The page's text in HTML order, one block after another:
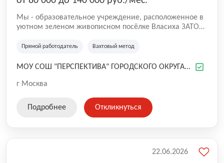
Мы - образовательное учреждение, расположенное в
уютном зеленом живописном посёлке Власиха ЗАТО
качественного образования и развитие творческого
оптимальные
Прямой работодатель Вахтовый метод
МОУ СОШ "ПЕРСПЕКТИВА" ГОРОДСКОГО ОКРУГА...
г Москва
Подробнее Откликнуться
22.06.2026